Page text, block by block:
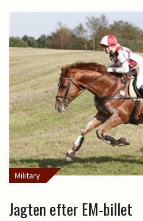
Military
Jagten efter EM-billet